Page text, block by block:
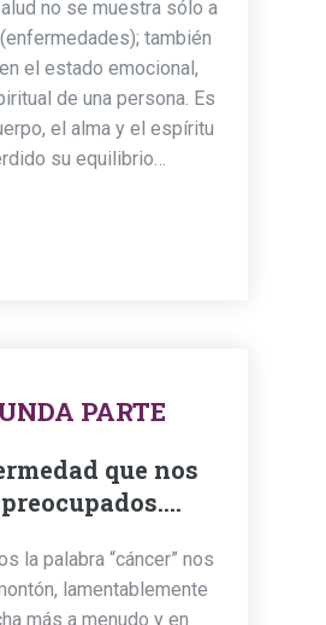
no se muestra sólo a
también
el estado emocional,
de una persona. Es
el alma y el espíritu
su equilibrio…
PARTE
que nos
la palabra “cáncer” nos
lamentablemente
más a menudo y en